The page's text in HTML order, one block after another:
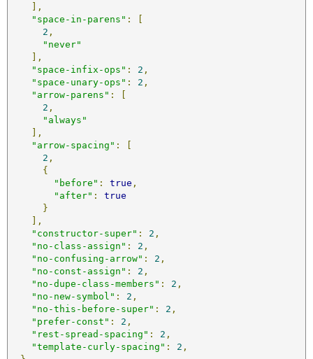
],
"space-in-parens" :
[
2 ,
"never"
],
"space-infix-ops" : 2 ,
"space-unary-ops" : 2 ,
"arrow-parens" :
[
2 ,
"always"
],
"arrow-spacing" :
[
2 ,
{
"before" : true ,
"after" :
true
}
],
"constructor-super" : 2 ,
"no-class-assign" : 2 ,
"no-confusing-arrow" : 2 ,
"no-const-assign" : 2 ,
"no-dupe-class-members" : 2 ,
"no-new-symbol" : 2 ,
"no-this-before-super" : 2 ,
"prefer-const" : 2 ,
"rest-spread-spacing" : 2 ,
"template-curly-spacing" : 2 ,